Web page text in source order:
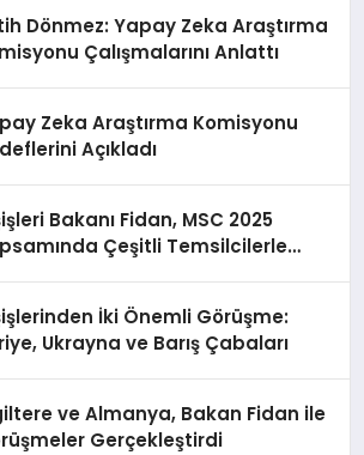
Dönmez: Yapay Zeka Araştırma
Çalışmalarını Anlattı
Zeka Araştırma Komisyonu
Açıkladı
Bakanı Fidan, MSC 2025
Çeşitli Temsilcilerle
İki Önemli Görüşme:
Ukrayna ve Barış Çabaları
ve Almanya, Bakan Fidan ile
Gerçekleştirdi